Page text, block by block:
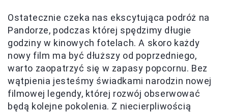
Ostatecznie czeka nas ekscytująca podróż na
Pandorze, podczas której spędzimy długie
godziny w kinowych fotelach. A skoro każdy
nowy film ma być dłuższy od poprzedniego,
warto zaopatrzyć się w zapasy popcornu. Bez
wątpienia jesteśmy świadkami narodzin nowej
filmowej legendy, której rozwój obserwować
będą kolejne pokolenia. Z niecierpliwością